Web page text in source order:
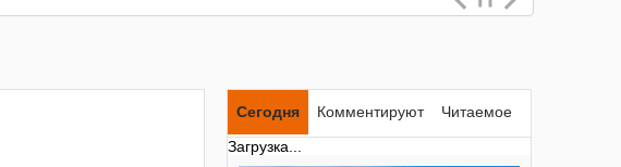
Сегодня Комментируют
Читаемое
Загрузка...